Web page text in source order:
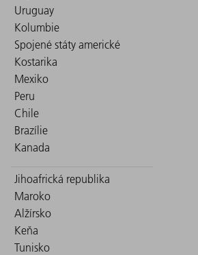
Uruguay
Kolumbie
Spojené státy americké
Kostarika
Mexiko
Peru
Chile
Brazílie
Kanada
Jihoafrická republika
Maroko
Alžírsko
Keňa
Tunisko